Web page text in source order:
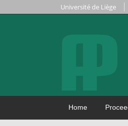
Université de Liège
Home